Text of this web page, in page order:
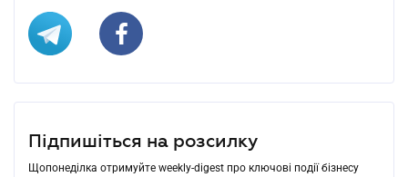
Підпишіться на розсилку
Щопонеділка отримуйте weekly-digest про ключові події бізнесу